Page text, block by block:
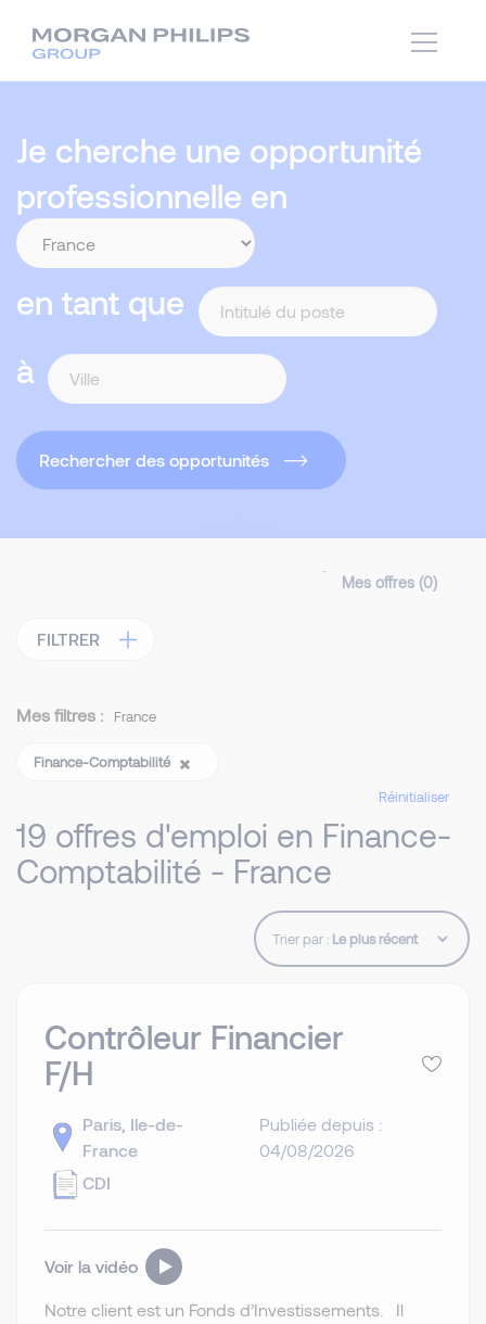
Je cherche une opportunité
professionnelle en
en tant que
à
Rechercher des opportunités
Mes offres (0)
FILTRER
Mes filtres : France
Finance-Comptabilité
Réinitialiser
19 offres d'emploi en Finance-
Comptabilité - France
Trier par :
Contrôleur Financier
F/H
Paris, Ile-de-
France
CDI
Publiée depuis :
04/08/2026
Voir la vidéo
Notre client est un Fonds d’Investissements. Il